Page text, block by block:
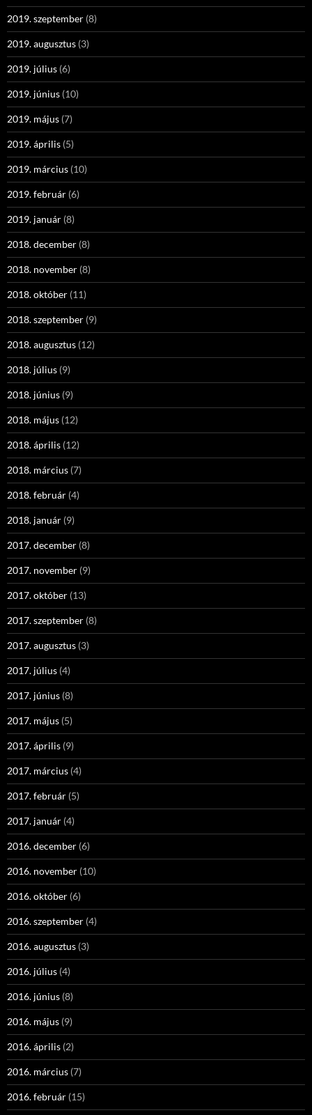
2019. szeptember (8)
2019. augusztus (3)
2019. július (6)
2019. június (10)
2019. május (7)
2019. április (5)
2019. március (10)
2019. február (6)
2019. január (8)
2018. december (8)
2018. november (8)
2018. október (11)
2018. szeptember (9)
2018. augusztus (12)
2018. július (9)
2018. június (9)
2018. május (12)
2018. április (12)
2018. március (7)
2018. február (4)
2018. január (9)
2017. december (8)
2017. november (9)
2017. október (13)
2017. szeptember (8)
2017. augusztus (3)
2017. július (4)
2017. június (8)
2017. május (5)
2017. április (9)
2017. március (4)
2017. február (5)
2017. január (4)
2016. december (6)
2016. november (10)
2016. október (6)
2016. szeptember (4)
2016. augusztus (3)
2016. július (4)
2016. június (8)
2016. május (9)
2016. április (2)
2016. március (7)
2016. február (15)